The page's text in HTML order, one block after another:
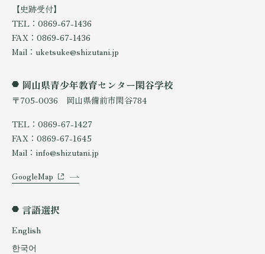
【史跡受付】
TEL：0869-67-1436
FAX：0869-67-1436
Mail：uketsuke@shizutani.jp
岡山県青少年教育センター閑谷学校
〒705-0036 岡山県備前市閑谷784
TEL：0869-67-1427
FAX：0869-67-1645
Mail：info@shizutani.jp
GoogleMap
言語選択
English
한국어